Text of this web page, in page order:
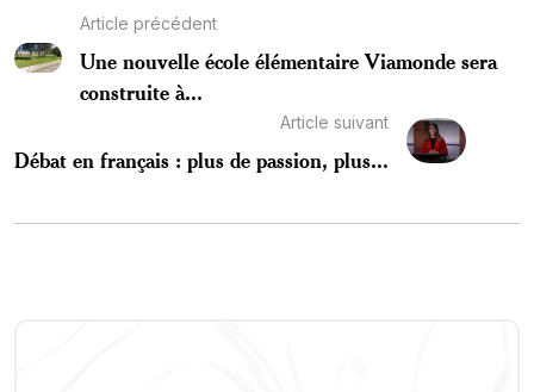
Article précédent
Une nouvelle école élémentaire Viamonde sera
construite à...
Article suivant
Débat en français : plus de passion, plus...